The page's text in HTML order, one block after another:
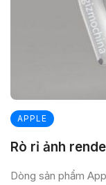
APPLE
Rò rỉ ảnh
Dòng sản phẩm